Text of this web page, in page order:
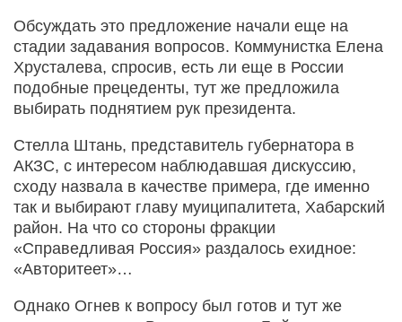
Обсуждать это предложение начали еще на
стадии задавания вопросов. Коммунистка Елена
Хрусталева, спросив, есть ли еще в России
подобные прецеденты, тут же предложила
выбирать поднятием рук президента.
Стелла Штань, представитель губернатора в
АКЗС, с интересом наблюдавшая дискуссию,
сходу назвала в качестве примера, где именно
так и выбирают главу муиципалитета, Хабарский
район. На что со стороны фракции
«Справедливая Россия» раздалось ехидное:
«Авторитеет»…
Однако Огнев к вопросу был готов и тут же